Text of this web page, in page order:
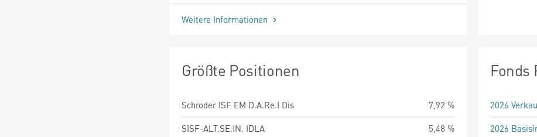
Weitere Informationen
Größte Positionen
Schroder ISF EM D.A.Re.I Dis
7,92 %
SISF-ALT.SE.IN. IDLA
5,48 %
Fonds
2026
2026